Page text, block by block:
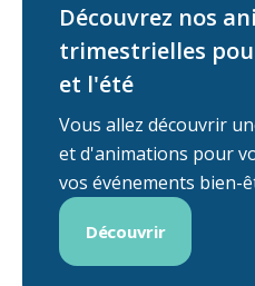
Découvrez nos
trimestrielles
et l'été
Vous allez découvrir
et d'animations pour
vos événements bien-
Découvrir